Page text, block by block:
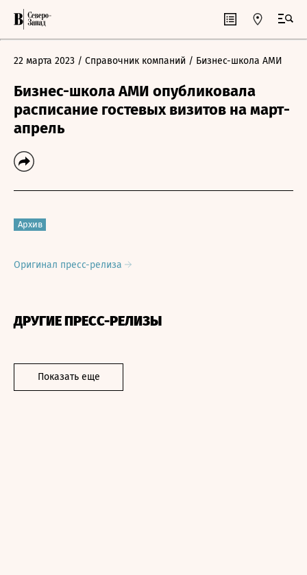
22 марта 2023 / Справочник компаний / Бизнес-школа АМИ
Бизнес-школа АМИ опубликовала
расписание гостевых визитов на март-
апрель
Архив
Оригинал пресс-релиза
ДРУГИЕ ПРЕСС-РЕЛИЗЫ
Показать еще